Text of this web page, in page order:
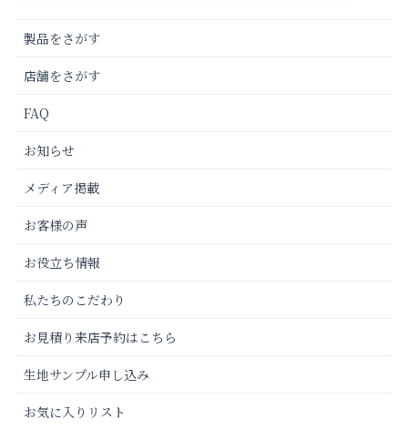
製品をさがす
店舗をさがす
FAQ
お知らせ
メディア掲載
お客様の声
お役立ち情報
私たちのこだわり
お見積り来店予約はこちら
生地サンプル申し込み
お気に入りリスト